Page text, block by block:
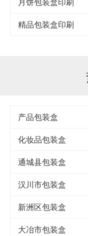
精品包装盒印刷
产品包装盒
化妆品包装盒
通城县包装盒
汉川市包装盒
新洲区包装盒
大冶市包装盒